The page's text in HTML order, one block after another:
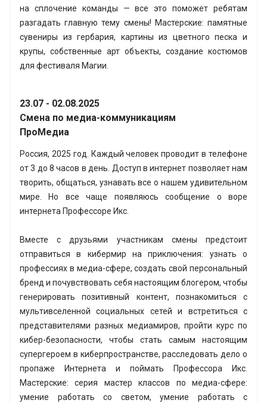
на сплочение команды — все это поможет ребятам
разгадать главную тему смены! Мастерские: памятные
сувениры из гербария, картины из цветного песка и
крупы, собственные арт объекты, создание костюмов
для фестиваля Магии.
23.07 - 02.08.2025
Смена по медиа-коммуникациям
ПроМедиа
Россия, 2025 год. Каждый человек проводит в телефоне
от 3 до 8 часов в день. Доступ в интернет позволяет нам
творить, общаться, узнавать все о нашем удивительном
мире. Но все чаще появляюсь сообщение о воре
интернета Профессоре Икс.
Вместе с друзьями участникам смены предстоит
отправиться в кибермир на приключения: узнать о
профессиях в медиа-сфере, создать свой персональный
бренд и почувствовать себя настоящим блогером, чтобы
генерировать позитивный контент, познакомиться с
мультивселенной социальных сетей и встретиться с
представителями разных медиамиров, пройти курс по
кибер-безопасности, чтобы стать самым настоящим
супергероем в киберпространстве, расследовать дело о
пропаже Интернета и поймать Профессора Икс.
Мастерские: серия мастер классов по медиа-сфере:
умение работать со светом, умение работать с